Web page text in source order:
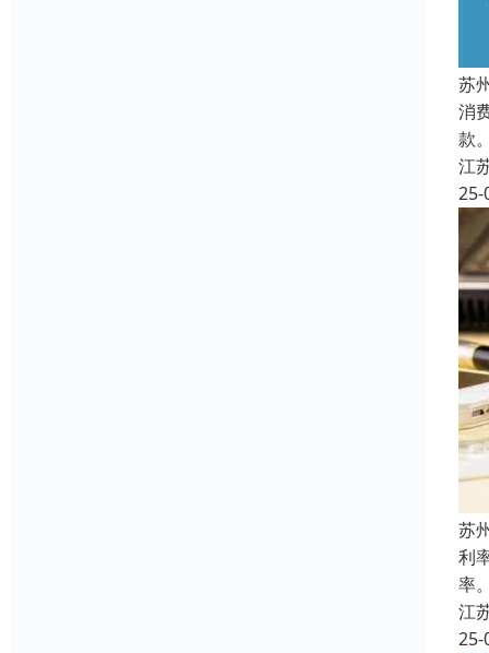
苏
消
款
江
25-
苏
利
率
江
25-